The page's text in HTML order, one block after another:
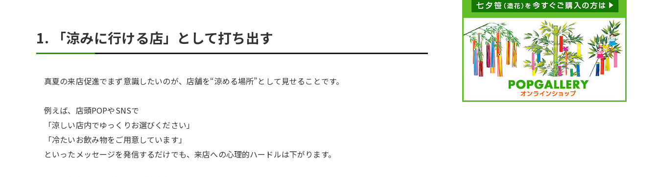
1. 「涼みに行ける店」として打ち出す
真夏の来店促進でまず意識したいのが、店舗を“涼める場所”として見せることです。
例えば、店頭POPやSNSで
「涼しい店内でゆっくりお選びください」
「冷たいお飲み物をご用意しています」
といったメッセージを発信するだけでも、来店への心理的ハードルは下がります。